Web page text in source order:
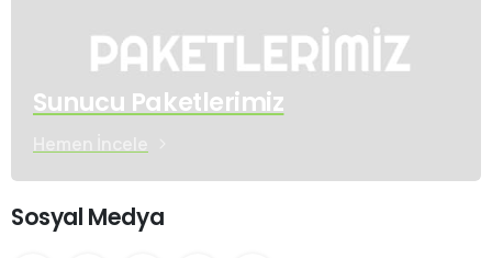
Sunucu Paketlerimiz
Sosyal Medya